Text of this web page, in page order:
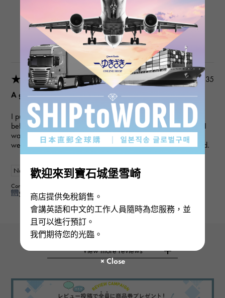
歡迎來到寶石城堡雪崎
商店提供免稅銷售。
會講英語和中文的工作人員隨時為您服務，並
且可以進行預訂。
我們期待您的光臨。
Datejust 279171NG White/10PD
Product details
★★★★★
2026/03/18 22:03:35
A gift for my wife
I purchased a gift for an anniversary. I've used this service
before, and they always provide polite and helpful service, so I
was able to purchase the item I wanted smoothly this time as
well. My wife loved it and was very happy, so I'm very satisfied.
New Women
Contributor : 50 generationsmale
See reply from store
View more reviews